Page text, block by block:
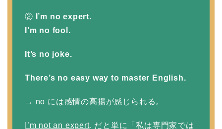
②
I’m no expert.
I’m no fool.
It’s no joke.
There’s no easy way to master English.
→ no には感情の高揚が感じられる。
I’m not an expert. だと単に「私は専門家では